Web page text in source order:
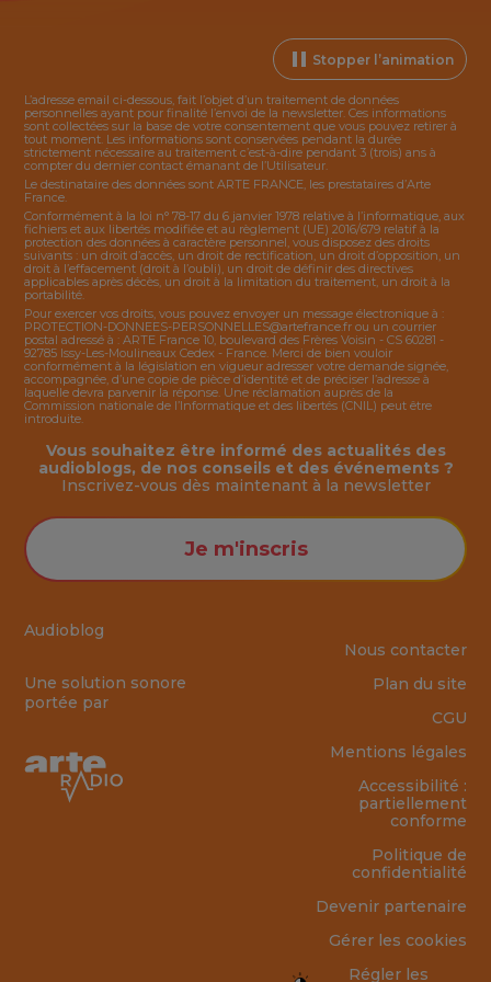
Stopper l’animation
L’adresse email ci-dessous, fait l’objet d’un traitement de données
personnelles ayant pour finalité l’envoi de la newsletter. Ces informations
sont collectées sur la base de votre consentement que vous pouvez retirer à
tout moment. Les informations sont conservées pendant la durée
strictement nécessaire au traitement c’est-à-dire pendant 3 (trois) ans à
compter du dernier contact émanant de l’Utilisateur.
Le destinataire des données sont ARTE FRANCE, les prestataires d’Arte
France.
Conformément à la loi n° 78-17 du 6 janvier 1978 relative à l’informatique, aux
fichiers et aux libertés modifiée et au règlement (UE) 2016/679 relatif à la
protection des données à caractère personnel, vous disposez des droits
suivants : un droit d’accès, un droit de rectification, un droit d’opposition, un
droit à l’effacement (droit à l’oubli), un droit de définir des directives
applicables après décès, un droit à la limitation du traitement, un droit à la
portabilité.
Pour exercer vos droits, vous pouvez envoyer un message électronique à :
PROTECTION-DONNEES-PERSONNELLES@artefrance.fr ou un courrier
postal adressé à : ARTE France 10, boulevard des Frères Voisin - CS 60281 -
92785 Issy-Les-Moulineaux Cedex - France. Merci de bien vouloir
conformément à la législation en vigueur adresser votre demande signée,
accompagnée, d’une copie de pièce d’identité et de préciser l’adresse à
laquelle devra parvenir la réponse. Une réclamation auprès de la
Commission nationale de l’Informatique et des libertés (CNIL) peut être
introduite.
Audioblog
Une solution sonore
portée par
Vous souhaitez être informé des actualités des
audioblogs, de nos conseils et des événements ?
Inscrivez-vous dès maintenant à la newsletter
Je m'inscris
Nous contacter
Plan du site
CGU
Mentions légales
Accessibilité :
partiellement
conforme
Politique de
confidentialité
Devenir partenaire
Gérer les cookies
Régler les